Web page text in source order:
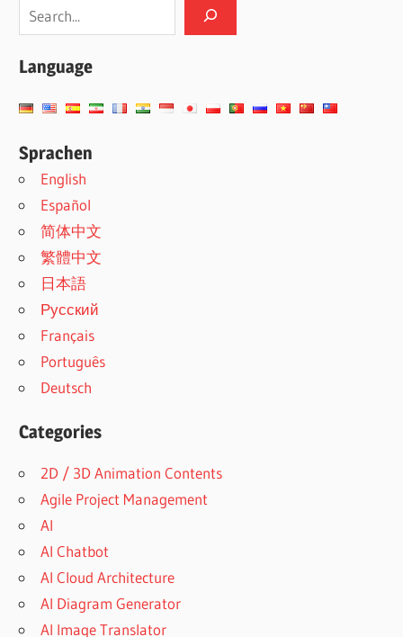
Language
Sprachen
English
Español
简体中文
繁體中文
日本語
Русский
Français
Português
Deutsch
Categories
2D / 3D Animation Contents
Agile Project Management
AI
AI Chatbot
AI Cloud Architecture
AI Diagram Generator
AI Image Translator